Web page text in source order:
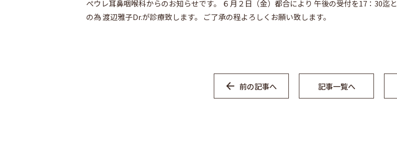
ぺウレ耳鼻咽喉科からのお知らせです。 ６月２日（金）都合により 午後の受付を17：30迄
の為 渡辺雅子Dr.が診療致します。 ご了承の程よろしくお願い致します。
前の記事へ 記事一覧へ